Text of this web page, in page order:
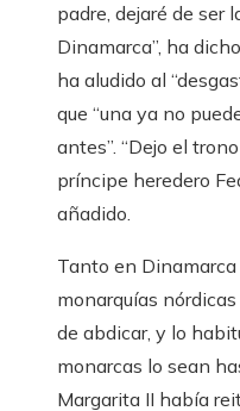
padre, dejaré de ser
Dinamarca”, ha
ha aludido al
que “una ya no
antes”. “Dejo el
príncipe heredero
añadido.
Tanto en
monarquías
de abdicar, y lo
monarcas lo sean
Margarita II había